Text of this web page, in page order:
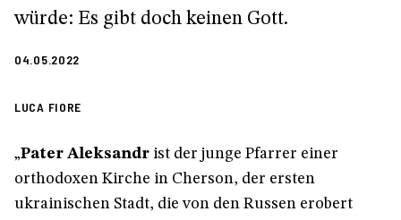
würde: Es gibt doch keinen Gott.
04.05.2022
LUCA FIORE
„Pater Aleksandr ist der junge Pfarrer einer
orthodoxen Kirche in Cherson, der ersten
ukrainischen Stadt, die von den Russen erobert